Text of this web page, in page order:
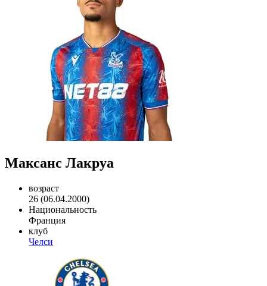
Максанс Лакруа
возраст
26 (06.04.2000)
Национальность
Франция
клуб
Челси